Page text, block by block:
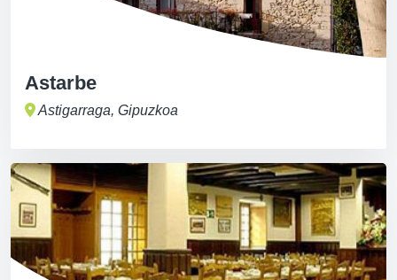
Astarbe
Astigarraga, Gipuzkoa